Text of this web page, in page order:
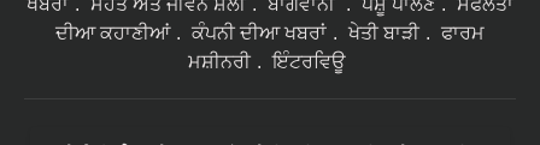
ਖਬਰਾਂ ਸੇਹਤ ਅਤੇ ਜੀਵਨ ਸ਼ੈਲੀ ਬਾਗਵਾਨੀ ਪਸ਼ੂ ਪਾਲਣ
ਸਫਲਤਾ
ਦੀਆ ਕਹਾਣੀਆਂ
ਕੰਪਨੀ ਦੀਆ ਖਬਰਾਂ ਖੇਤੀ ਬਾੜੀ
ਫਾਰਮ
ਮਸ਼ੀਨਰੀ
ਇੰਟਰਵਿਊ